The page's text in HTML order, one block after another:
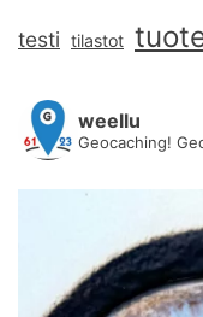
testi tilastot
weellu
Geocaching!